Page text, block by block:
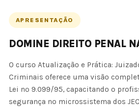
APRESENTAÇÃO
DOMINE DIREITO PENAL
O curso Atualização e Prática:
Criminais oferece uma visão
Lei nº 9.099/95, capacitando o
segurança no microssistema dos